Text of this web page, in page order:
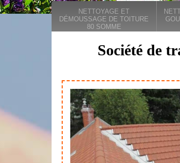
NETTOYAGE ET
DÉMOUSSAGE DE TOITURE
80 SOMME
Société de